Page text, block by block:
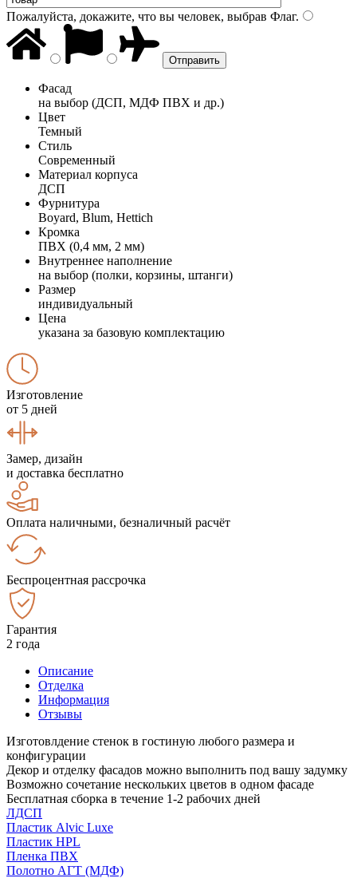
Пожалуйста, докажите, что вы человек, выбрав Флаг.
Фасад
на выбор (ДСП, МДФ ПВХ и др.)
Цвет
Темный
Стиль
Современный
Материал корпуса
ДСП
Фурнитура
Boyard, Blum, Hettich
Кромка
ПВХ (0,4 мм, 2 мм)
Внутреннее наполнение
на выбор (полки, корзины, штанги)
Размер
индивидуальный
Цена
указана за базовую комплектацию
Изготовление
от 5 дней
Замер, дизайн
и доставка бесплатно
Оплата наличными, безналичный расчёт
Беспроцентная рассрочка
Гарантия
2 года
Описание
Отделка
Информация
Отзывы
Изготовлдение стенок в гостиную любого размера и
конфигурации
Декор и отделку фасадов можно выполнить под вашу задумку
Возможно сочетание нескольких цветов в одном фасаде
Бесплатная сборка в течение 1-2 рабочих дней
ЛДСП
Пластик Alvic Luxe
Пластик HPL
Пленка ПВХ
Полотно АГТ (МДФ)